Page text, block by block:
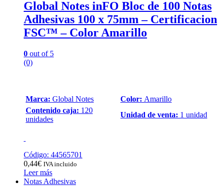
Global Notes inFO Bloc de 100 Notas
Adhesivas 100 x 75mm – Certificacion
FSC™ – Color Amarillo
0 out of 5
(0)
Marca: Global Notes Color: Amarillo
Contenido caja: 120
unidades
Unidad de venta: 1 unidad
Código: 44565701
0,44€ IVA incluido
Leer más
Notas Adhesivas